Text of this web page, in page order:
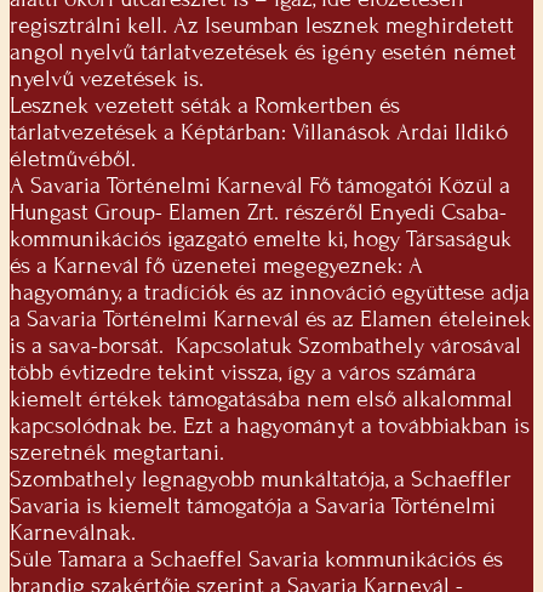
regisztrálni kell. Az Iseumban lesznek meghirdetett
angol nyelvű tárlatvezetések és igény esetén német
nyelvű vezetések is.
Lesznek vezetett séták a Romkertben és
tárlatvezetések a Képtárban: Villanások Ardai Ildikó
életművéből.
A Savaria Történelmi Karnevál Fő támogatói Közül a
Hungast Group- Elamen Zrt. részéről Enyedi Csaba-
kommunikációs igazgató emelte ki, hogy Társaságuk
és a Karnevál fő üzenetei megegyeznek: A
hagyomány, a tradíciók és az innováció együttese adja
a Savaria Történelmi Karnevál és az Elamen ételeinek
is a sava-borsát. Kapcsolatuk Szombathely városával
több évtizedre tekint vissza, így a város számára
kiemelt értékek támogatásába nem első alkalommal
kapcsolódnak be. Ezt a hagyományt a továbbiakban is
szeretnék megtartani.
Szombathely legnagyobb munkáltatója, a Schaeffler
Savaria is kiemelt támogatója a Savaria Történelmi
Karneválnak.
Süle Tamara a Schaeffel Savaria kommunikációs és
brandig szakértője szerint a Savaria Karnevál -